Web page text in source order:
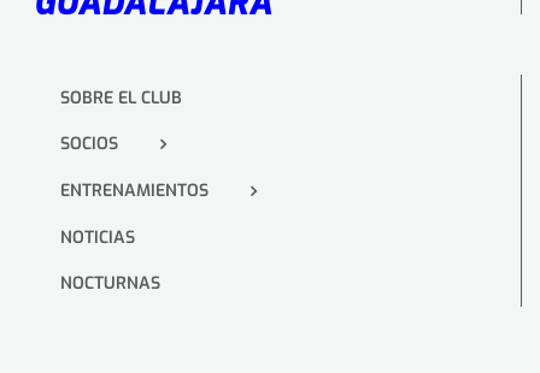
SOBRE EL CLUB
SOCIOS
ENTRENAMIENTOS
NOTICIAS
NOCTURNAS